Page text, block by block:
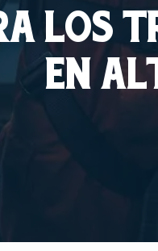
LOS
EN